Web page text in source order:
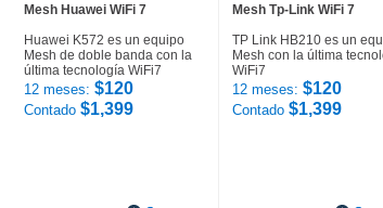
Mesh Huawei WiFi 7
Huawei K572 es un equipo
Mesh de doble banda con la
última tecnología WiFi7
12 meses: $120
Contado $1,399
Mesh Tp-Link WiFi 7
TP Link HB210 es un
Mesh con la última
WiFi7
12 meses: $120
Contado $1,399